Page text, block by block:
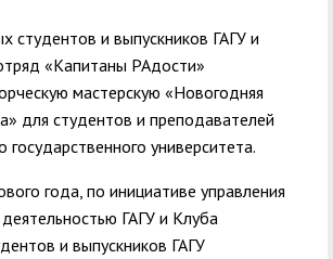
отпуска обучающимся
студентов и выпускников ГАГУ и
«Капитаны РАдости»
мастерскую «Новогодняя
для студентов и преподавателей
государственного университета.
года, по инициативе управления
ГАГУ и Клуба
и выпускников ГАГУ